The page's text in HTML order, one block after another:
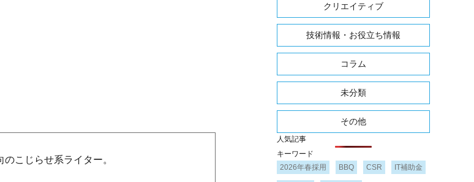
こじらせ系ライター。
クリエイティブ
技術情報・お役立ち情報
コラム
未分類
その他
人気記事
キーワード
2026年春採用
BBQ CSR IT補助金